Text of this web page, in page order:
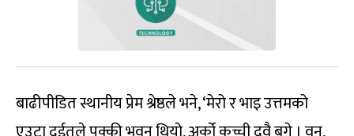
बाढीपीडित स्थानीय प्रेम श्रेष्ठले भने, ‘मेरो र भाइ उत्तमको